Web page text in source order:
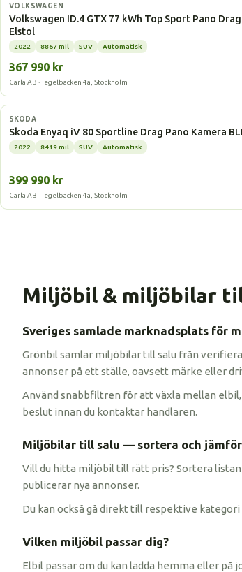
Elbil
VOLKSWAGEN
Volkswagen ID.4 GTX 77 kWh Top Sport Pano
Elstol
2022 8867 mil SUV Automatisk
367 990 kr
Carla AB · Tegelbacken 4a, Stockholm
Elbil
SKODA
Skoda Enyaq iV 80 Sportline Drag Pano Kamera
2022 8419 mil SUV Automatisk
399 990 kr
Carla AB · Tegelbacken 4a, Stockholm
Miljöbil & miljöbilar
Sveriges samlade marknadsplats för
Grönbil samlar miljöbilar till salu från
annonser på ett ställe, oavsett märke eller
Använd snabbfiltren för att växla mellan
beslut innan du kontaktar handlaren.
Miljöbilar till salu — sortera och jämför
Vill du hitta miljöbil till rätt pris? Sortera
publicerar nya annonser.
Du kan också gå direkt till respektive
Vilken miljöbil passar dig?
Elbil passar om du kan ladda hemma eller på